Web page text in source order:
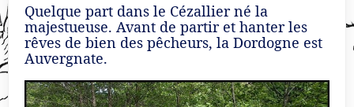
Quelque part dans le Cézallier né la
majestueuse. Avant de partir et hanter les
rêves de bien des pêcheurs, la Dordogne est
Auvergnate.